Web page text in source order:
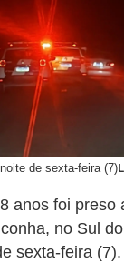
de sexta-feira (7)
anos foi preso
no Sul
sexta-feira